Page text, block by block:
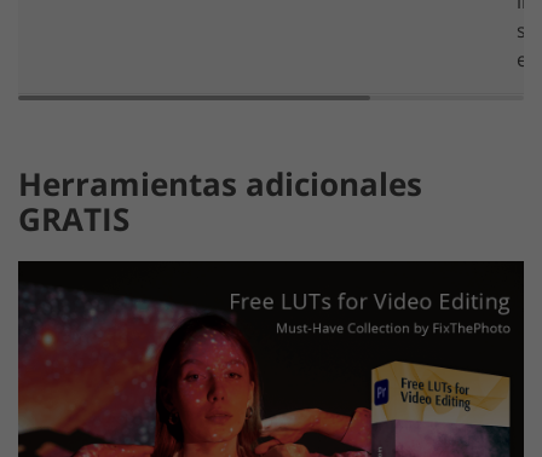
Herramientas adicionales
GRATIS